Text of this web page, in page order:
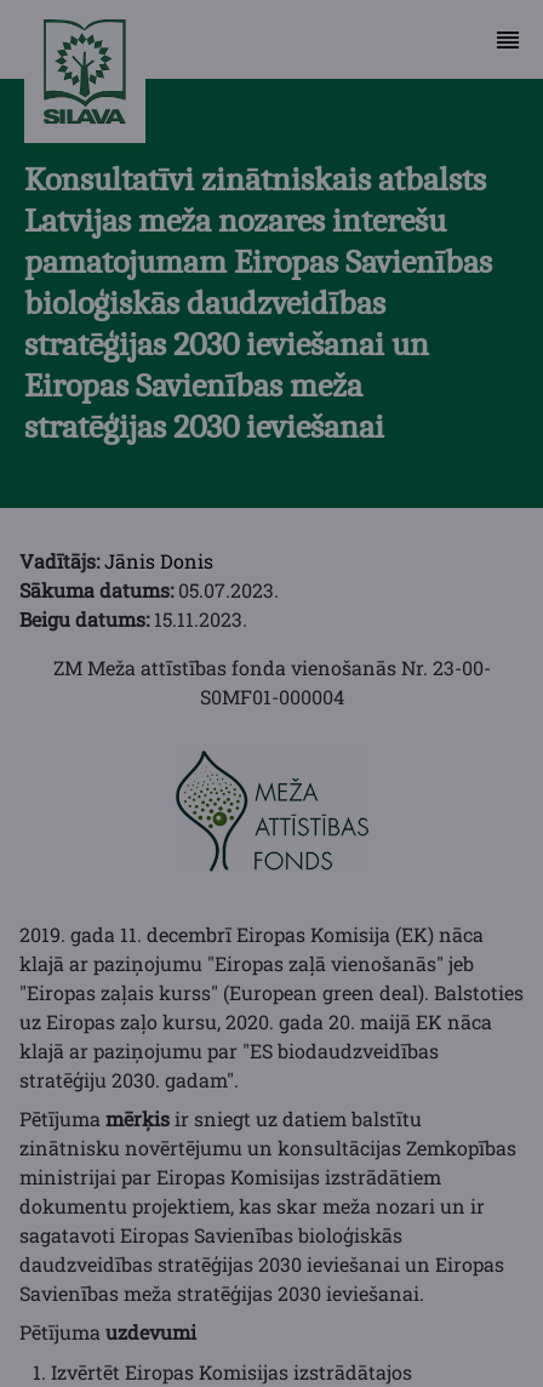
Konsultatīvi zinātniskais atbalsts
Latvijas meža nozares interešu
pamatojumam Eiropas Savienības
bioloģiskās daudzveidības
stratēģijas 2030 ieviešanai un
Eiropas Savienības meža
stratēģijas 2030 ieviešanai
Vadītājs:Jānis Donis
Sākuma datums:05.07.2023.
Beigu datums:15.11.2023.
ZM Meža attīstības fonda vienošanās Nr. 23-00-
S0MF01-000004
2019. gada 11. decembrī Eiropas Komisija (EK) nāca
klajā ar paziņojumu "Eiropas zaļā vienošanās" jeb
"Eiropas zaļais kurss" (European green deal). Balstoties
uz Eiropas zaļo kursu, 2020. gada 20. maijā EK nāca
klajā ar paziņojumu par "ES biodaudzveidības
stratēģiju 2030. gadam".
Pētījuma mērķisir sniegt uz datiem balstītu
zinātnisku novērtējumu un konsultācijas Zemkopības
ministrijai par Eiropas Komisijas izstrādātiem
dokumentu projektiem, kas skar meža nozari un ir
sagatavoti Eiropas Savienības bioloģiskās
daudzveidības stratēģijas 2030 ieviešanai un Eiropas
Savienības meža stratēģijas 2030 ieviešanai.
Pētījuma uzdevumi
Izvērtēt Eiropas Komisijas izstrādātajos